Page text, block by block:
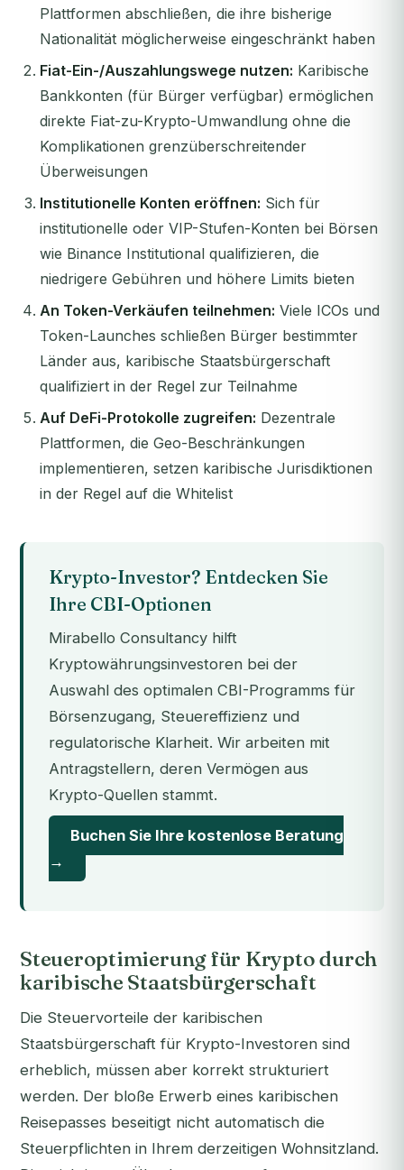
Plattformen abschließen, die ihre bisherige
Nationalität möglicherweise eingeschränkt haben
Fiat-Ein-/Auszahlungswege nutzen: Karibische
Bankkonten (für Bürger verfügbar) ermöglichen
direkte Fiat-zu-Krypto-Umwandlung ohne die
Komplikationen grenzüberschreitender
Überweisungen
Institutionelle Konten eröffnen: Sich für
institutionelle oder VIP-Stufen-Konten bei Börsen
wie Binance Institutional qualifizieren, die
niedrigere Gebühren und höhere Limits bieten
An Token-Verkäufen teilnehmen: Viele ICOs und
Token-Launches schließen Bürger bestimmter
Länder aus, karibische Staatsbürgerschaft
qualifiziert in der Regel zur Teilnahme
Auf DeFi-Protokolle zugreifen: Dezentrale
Plattformen, die Geo-Beschränkungen
implementieren, setzen karibische Jurisdiktionen
in der Regel auf die Whitelist
Krypto-Investor? Entdecken Sie
Ihre CBI-Optionen
Mirabello Consultancy hilft
Kryptowährungsinvestoren bei der
Auswahl des optimalen CBI-Programms für
Börsenzugang, Steuereffizienz und
regulatorische Klarheit. Wir arbeiten mit
Antragstellern, deren Vermögen aus
Krypto-Quellen stammt.
Buchen Sie Ihre kostenlose Beratung
→
Steueroptimierung für Krypto durch
karibische Staatsbürgerschaft
Die Steuervorteile der karibischen
Staatsbürgerschaft für Krypto-Investoren sind
erheblich, müssen aber korrekt strukturiert
werden. Der bloße Erwerb eines karibischen
Reisepasses beseitigt nicht automatisch die
Steuerpflichten in Ihrem derzeitigen Wohnsitzland.